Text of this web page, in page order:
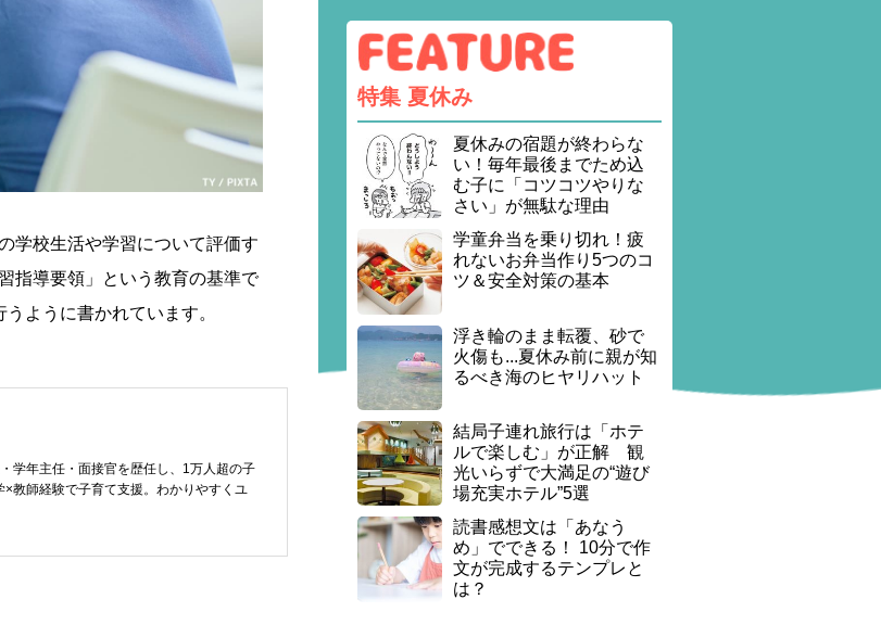
学校生活や学習について評価す
指導要領」という教育の基準で
ように書かれています。
学年主任・面接官を歴任し、1万人超の子
×教師経験で子育て支援。わかりやすくユ
特集 夏休み
夏休みの宿題が終わらな
い！毎年最後までため込
む子に「コツコツやりな
さい」が無駄な理由
学童弁当を乗り切れ！疲
れないお弁当作り5つのコ
ツ＆安全対策の基本
浮き輪のまま転覆、砂で
火傷も...夏休み前に親が知
るべき海のヒヤリハット
結局子連れ旅行は「ホテ
ルで楽しむ」が正解 観
光いらずで大満足の“遊び
場充実ホテル”5選
読書感想文は「あなう
め」でできる！ 10分で作
文が完成するテンプレと
は？